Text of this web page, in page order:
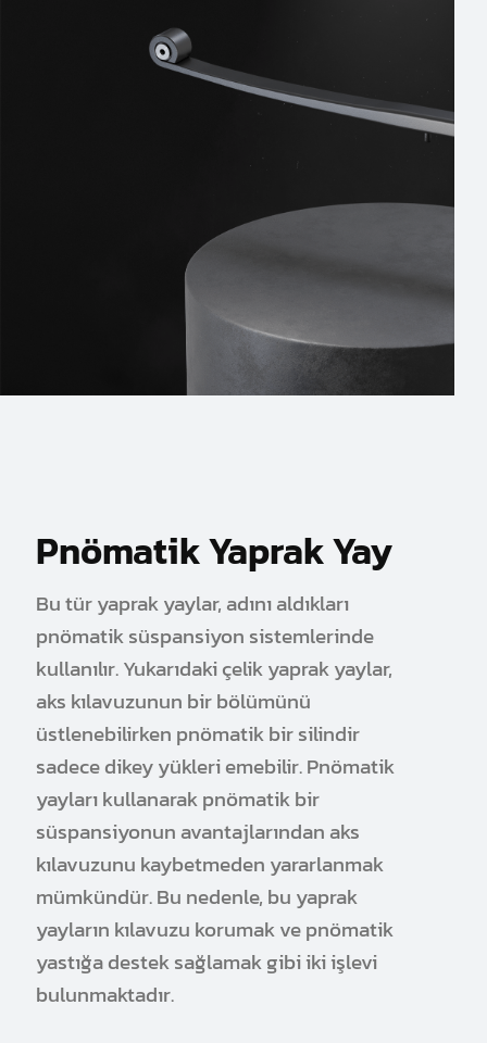
Pnömatik Yaprak Yay
Bu tür yaprak yaylar, adını aldıkları
pnömatik süspansiyon sistemlerinde
kullanılır. Yukarıdaki çelik yaprak yaylar,
aks kılavuzunun bir bölümünü
üstlenebilirken pnömatik bir silindir
sadece dikey yükleri emebilir. Pnömatik
yayları kullanarak pnömatik bir
süspansiyonun avantajlarından aks
kılavuzunu kaybetmeden yararlanmak
mümkündür. Bu nedenle, bu yaprak
yayların kılavuzu korumak ve pnömatik
yastığa destek sağlamak gibi iki işlevi
bulunmaktadır.